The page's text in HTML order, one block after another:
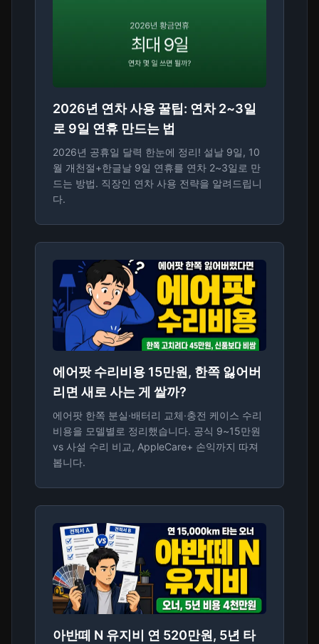
2026년 연차 사용 꿀팁: 연차 2~3일
로 9일 연휴 만드는 법
2026년 공휴일 달력 한눈에 정리! 설날 9일, 10
월 개천절+한글날 9일 연휴를 연차 2~3일로 만
드는 방법. 직장인 연차 사용 전략을 알려드립니
다.
에어팟 수리비용 15만원, 한쪽 잃어버
리면 새로 사는 게 쌀까?
에어팟 한쪽 분실·배터리 교체·충전 케이스 수리
비용을 모델별로 정리했습니다. 공식 9~15만원
vs 사설 수리 비교, AppleCare+ 손익까지 따져
봅니다.
아반떼 N 유지비 연 520만원, 5년 타